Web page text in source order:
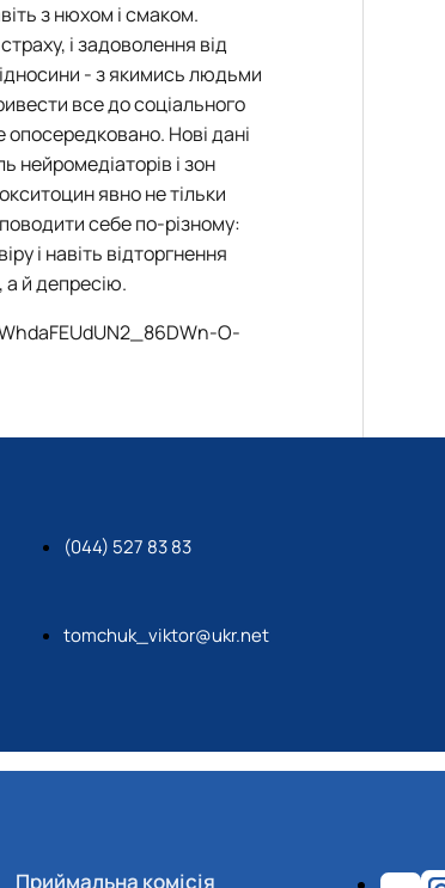
з нюхом і смаком.
і задоволення від
- з якимись людьми
все до соціального
Нові дані
нейромедіаторів і зон
явно не тільки
себе по-різному:
і навіть відторгнення
а й депресію.
O-
(044) 527 83 83
tomchuk_viktor@ukr.net
Приймальна комісія